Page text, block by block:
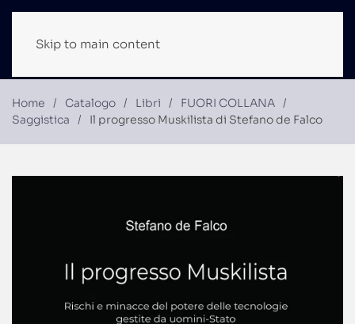
Skip to main content
Home Catalogo Libri
FUORI COLLANA
Saggistica
Il progresso Muskilista di Stefano de Falco